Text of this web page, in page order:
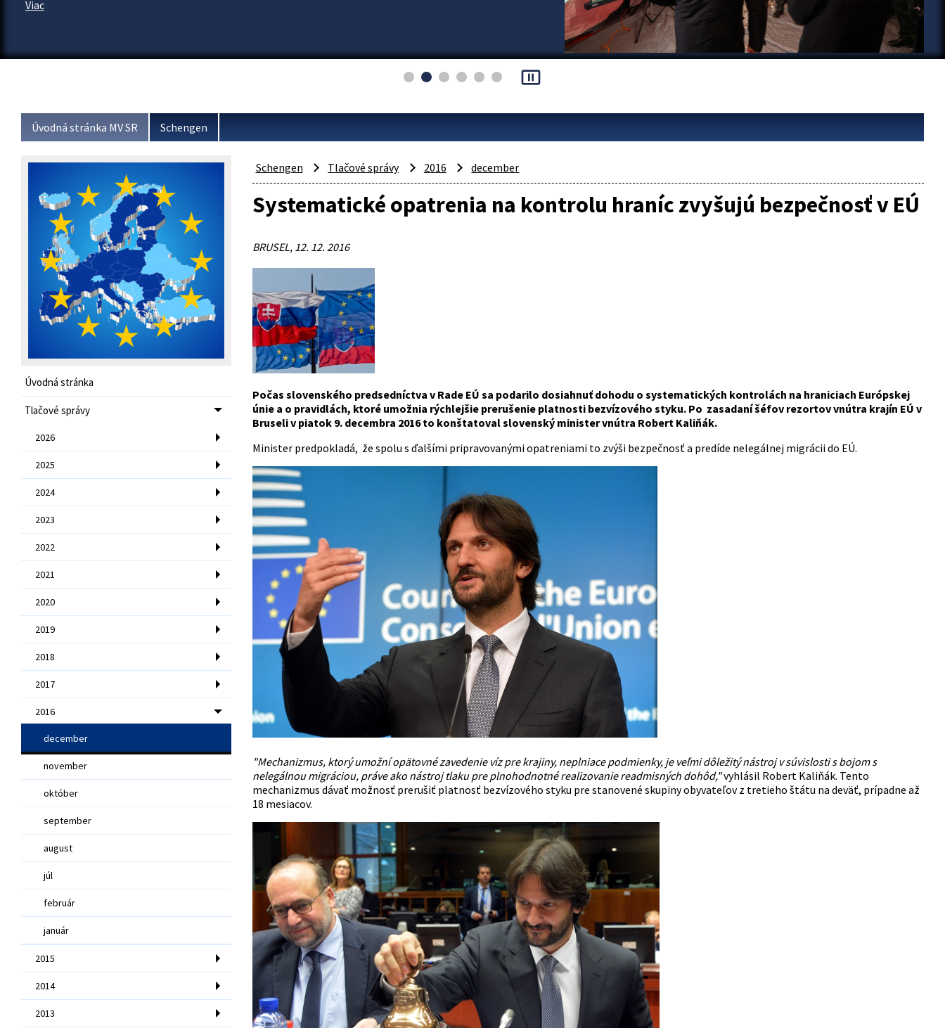
Viac
pause_presentation
Úvodná stránka MV SR Schengen
Úvodná stránka
Tlačové správy
2026
2025
2024
2023
2022
2021
2020
2019
2018
2017
2016
december
november
október
september
august
júl
február
január
2015
2014
2013
Schengen Tlačové správy 2016 december
Systematické opatrenia na kontrolu hraníc zvyšujú bezpečnosť v EÚ
BRUSEL, 12. 12. 2016
Počas slovenského predsedníctva v Rade EÚ sa podarilo dosiahnuť dohodu o systematických kontrolách na hraniciach Európskej
únie a o pravidlách, ktoré umožnia rýchlejšie prerušenie platnosti bezvízového styku. Po zasadaní šéfov rezortov vnútra krajín EÚ v
Bruseli v piatok 9. decembra 2016 to konštatoval slovenský minister vnútra Robert Kaliňák.
Minister predpokladá, že spolu s ďalšími pripravovanými opatreniami to zvýši bezpečnosť a predíde nelegálnej migrácii do EÚ.
"Mechanizmus, ktorý umožní opätovné zavedenie víz pre krajiny, neplniace podmienky, je veľmi dôležitý nástroj v súvislosti s bojom s
nelegálnou migráciou, práve ako nástroj tlaku pre plnohodnotné realizovanie readmisných dohôd,"vyhlásil Robert Kaliňák. Tento
mechanizmus dávať možnosť prerušiť platnosť bezvízového styku pre stanovené skupiny obyvateľov z tretieho štátu na deväť, prípadne až
18 mesiacov.